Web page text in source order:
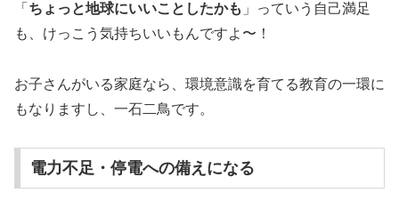
「 ちょっと地球にいいことしたかも 」っていう自己満足
も、けっこう気持ちいいもんですよ〜！
お子さんがいる家庭なら、環境意識を育てる教育の一環に
もなりますし、一石二鳥です。
電力不足・停電への備えになる